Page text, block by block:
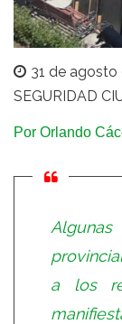
31 de agosto
SEGURIDAD
Por Orlando
a los